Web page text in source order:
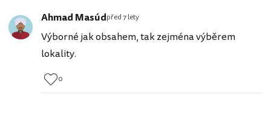
Ahmad Masúdpřed 7 lety
Výborné jak obsahem, tak zejména výběrem
lokality.
0